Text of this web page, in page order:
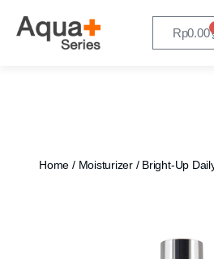
Rp0.00
Home / Moisturizer/ Bright-Up